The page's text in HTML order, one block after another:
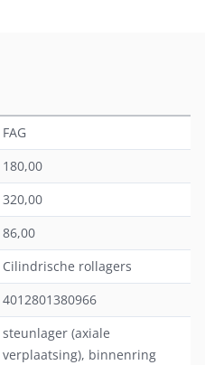
FAG
180,00
320,00
86,00
Cilindrische rollagers
4012801380966
steunlager (axiale
verplaatsing), binnenring